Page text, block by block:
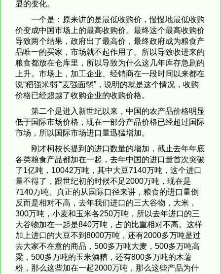
显的变化。
一个是：原来讲的是最低收购价，慢慢地最低收购
价变成中国市场上的最高收购价。最终这个最高收购价
导致两个结果，政府出了最高价，最终政府成为粮食产
品唯一的买家，市场就不起作用了。所以导致收进来的
粮食都放在仓库里，所以导致为什么这几年库存急剧的
上升。市场上，加工企业、经销商在一段时间以来都在
说“稻强米弱”“麦强面弱”，说明的就是这个情况，收购
价格已经超越了收购企业的收购价格。
第二个是进入新世纪以来，中国的农产品价格明显
低于国际市场价格，现在一部分产品价格已经超过国际
市场，所以国际市场进口量迅猛增加。
刚才柯校长提到的进口数量的增加，截止去年年底
各类粮食产品都加在一起，去年中国的进口量首次突破
了1亿吨，10042万吨，其中大豆7140万吨，这个进口
量不得了，跟世纪初的时候不足2000万吨，现在是
7140万吨。真正的从国际口径来讲，粮食的进口量倒
反而是相对不高，去年我们进口的三大谷物，大米，
300万吨，小麦和玉米各250万吨，所以去年进口的三
大谷物加在一起是840万吨，占的比重相对不高。这样
加上进口的大豆不到8000万吨，还有2000多万吨是过
去大家不在意的商品，500多万吨大麦，500多万吨高
粱，500多万吨的玉米酒糟，还有800多万吨的木薯
粉，那么这些加在一起2000万吨，那么这些产品为什